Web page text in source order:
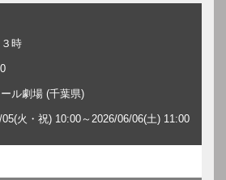
時
ル劇場 (千葉県)
火・祝) 10:00～2026/06/06(土) 11:00